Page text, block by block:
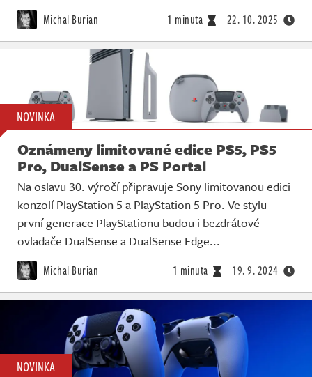
Michal Burian 1 minuta 22. 10. 2025
NOVINKA
Oznámeny limitované edice PS5, PS5
Pro, DualSense a PS Portal
Na oslavu 30. výročí připravuje Sony limitovanou edici
konzolí PlayStation 5 a PlayStation 5 Pro. Ve stylu
první generace PlayStationu budou i bezdrátové
ovladače DualSense a DualSense Edge...
Michal Burian 1 minuta 19. 9. 2024
NOVINKA